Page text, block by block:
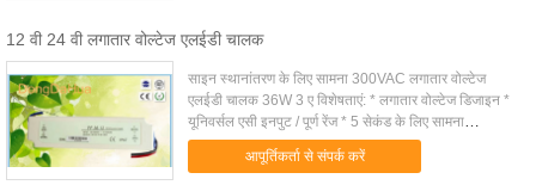
12 वी 24 वी लगातार वोल्टेज एलईडी चालक
साइन स्थानांतरण के लिए सामना 300VAC लगातार वोल्टेज
एलईडी चालक 36W 3 ए विशेषताएं: * लगातार वोल्टेज डिजाइन *
यूनिवर्सल एसी इनपुट / पूर्ण रेंज * 5 सेकंड के लिए सामना
300VAC उछाल इनपुट * Epoxy IP67 स्तर के साथ समझाया *
सुरक्षा: शॉर्ट सर्किट / अधिभार / वोल्टेज से अधिक * नि: शुल्क हवा
आपूर्तिकर्ता से संपर्क करें